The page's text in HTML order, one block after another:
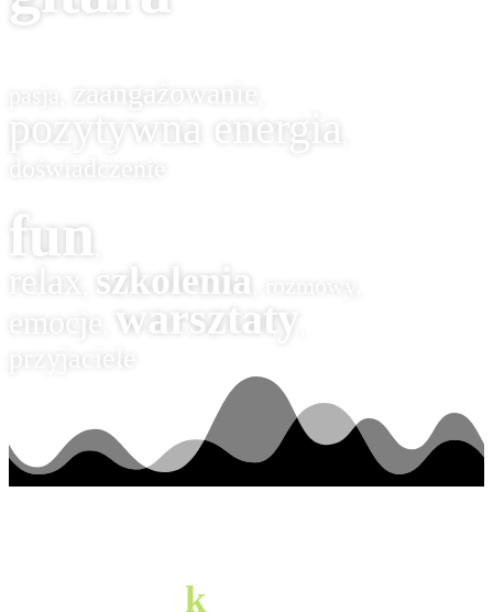
zaangażowanie
pozytywna energia
fun
relax szkolenia
emocje warsztaty
kontakcie